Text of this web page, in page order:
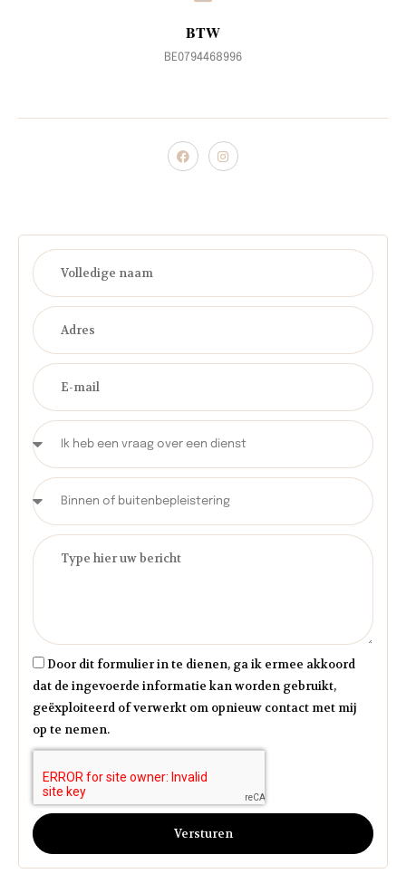
BTW
BE0794468996
Door dit formulier in te dienen, ga ik ermee akkoord
dat de ingevoerde informatie kan worden gebruikt,
geëxploiteerd of verwerkt om opnieuw contact met mij
op te nemen.
Versturen